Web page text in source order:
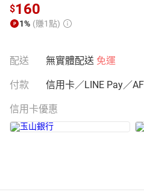
$160
1% (賺1點)
配送 無實體配送 免運
付款 信用卡／LINE Pay／
信用卡優惠